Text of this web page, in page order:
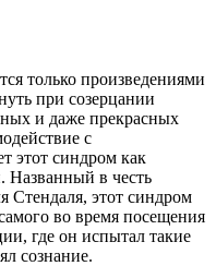
только произведениями
при созерцании
и даже прекрасных
с
этот синдром как
Названный в честь
Стендаля, этот синдром
во время посещения
где он испытал такие
сознание.